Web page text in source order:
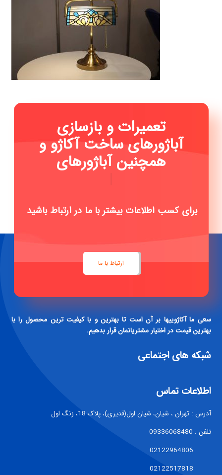
تعمیرات و بازسازی
آباژورهای ساخت آکاژو و
همچنین آباژورهای اصل ت
برای کسب اطلاعات بیشتر با ما در ارتباط باشید
ارتباط با ما
سعی ما آکاژوییها بر آن است تا بهترین و با کیفیت ترین محصول را با
بهترین قیمت در اختیار مشتریانمان قرار بدهیم.
شبکه های اجتماعی
اطلاعات تماس
آدرس : تهران ، شیان، شیان اول(قدیری)، پلاک 18، زنگ اول
تلفن : 09336068480